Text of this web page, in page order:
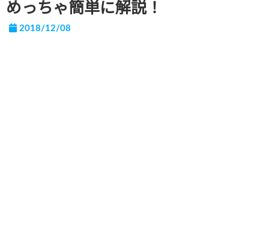
めっちゃ簡単に解説！
2018/12/08